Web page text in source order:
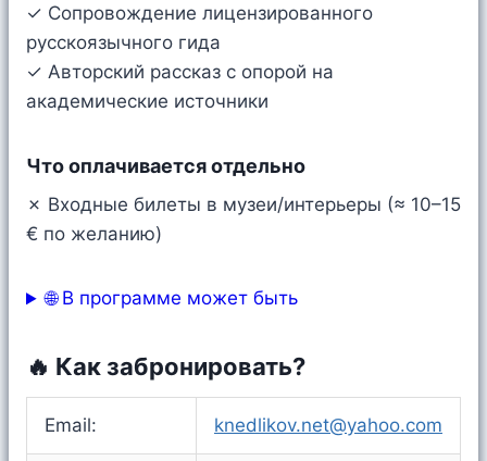
✓ Сопровождение лицензированного
русскоязычного гида
✓ Авторский рассказ с опорой на
академические источники
Что оплачивается отдельно
✗ Входные билеты в музеи/интерьеры (≈ 10–15
€ по желанию)
🌐 В программе может быть
🔥 Как забронировать?
Email: knedlikov.net@yahoo.com